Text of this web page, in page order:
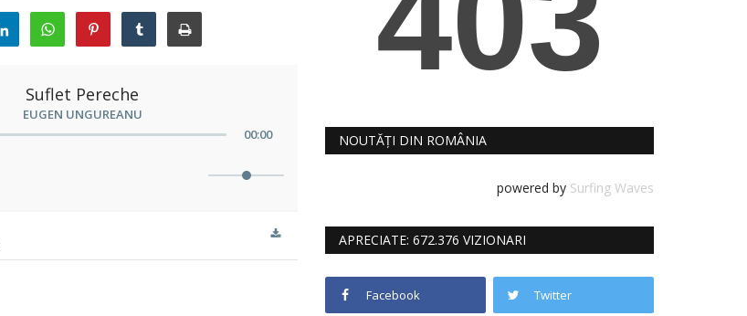
Suflet Pereche
EUGEN UNGUREANU
00:00 NOUTĂȚI DIN ROMÂNIA
powered by Surfing Waves
APRECIATE: 672.376 VIZIONARI
Facebook Twitter